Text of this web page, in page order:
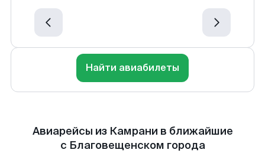
Найти авиабилеты
Авиарейсы из Камрани в ближайшие
с Благовещенском города